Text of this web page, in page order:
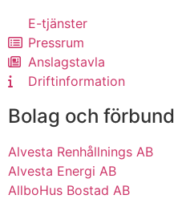
E-tjänster
Pressrum
Anslagstavla
Driftinformation
Bolag och förbund
Alvesta Renhållnings AB
Alvesta Energi AB
AllboHus Bostad AB